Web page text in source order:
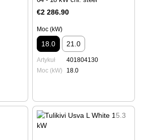
€2 286.90
Moc (kW)
18.0 21.0
Artykuł
401804130
Moc (kW)
18.0